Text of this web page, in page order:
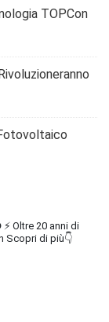
TOPCon
⚡ Oltre 20 anni di
Scopri di più👇